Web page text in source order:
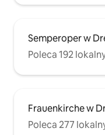
Semperoper w
Poleca 192
Frauenkirche w
Poleca 277